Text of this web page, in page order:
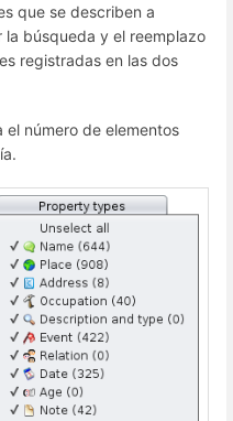
que se describen a
la búsqueda y el reemplazo
registradas en las dos
el número de elementos